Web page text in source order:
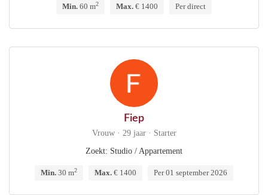
Min. 60 m2 Max. € 1400 Per direct
Fiep
Vrouw · 29 jaar · Starter
Zoekt: Studio / Appartement
Min. 30 m2 Max. € 1400 Per 01 september 2026